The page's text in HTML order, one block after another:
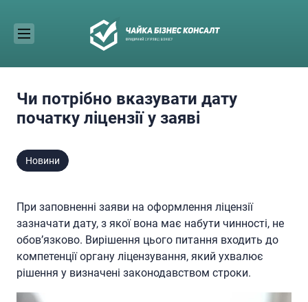
content
Чи потрібно вказувати дату
початку ліцензії у заяві
Новини
При заповненні заяви на оформлення ліцензії
зазначати дату, з якої вона має набути чинності, не
обов’язково. Вирішення цього питання входить до
компетенції органу ліцензування, який ухвалює
рішення у визначені законодавством строки.